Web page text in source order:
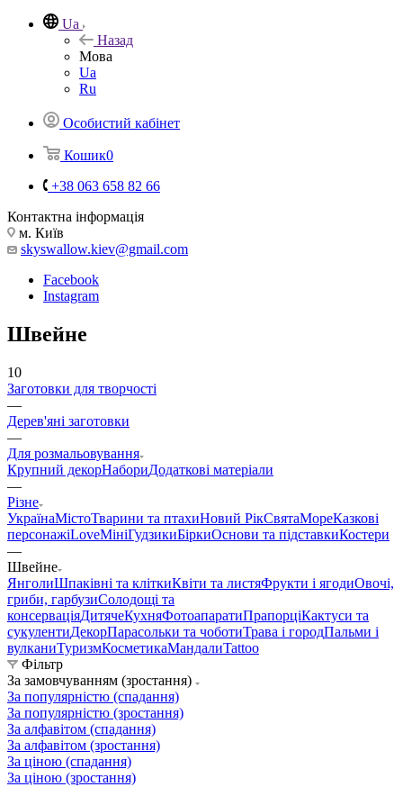
Ua
Назад
Мова
Ua
Ru
Особистий кабінет
Кошик0
+38 063 658 82 66
Контактна інформація
м. Київ
skyswallow.kiev@gmail.com
Facebook
Instagram
Швейне
10
Заготовки для творчості
—
Дерев'яні заготовки
—
Для розмальовування
Крупний декорНабориДодаткові матеріали
—
Різне
УкраїнаМістоТварини та птахиНовий РікСвятаМореКазкові
персонажіLoveМініГудзикиБіркиОснови та підставкиКостери
—
Швейне
ЯнголиШпаківні та кліткиКвіти та листяФрукти і ягодиОвочі,
гриби, гарбузиСолодощі та
консерваціяДитячеКухняФотоапаратиПрапорціКактуси та
сукулентиДекорПарасольки та чоботиТрава і городПальми і
вулканиТуризмКосметикаМандалиTattoo
Фільтр
За замовчуванням (зростання)
За популярністю (спадання)
За популярністю (зростання)
За алфавітом (спадання)
За алфавітом (зростання)
За ціною (спадання)
За ціною (зростання)